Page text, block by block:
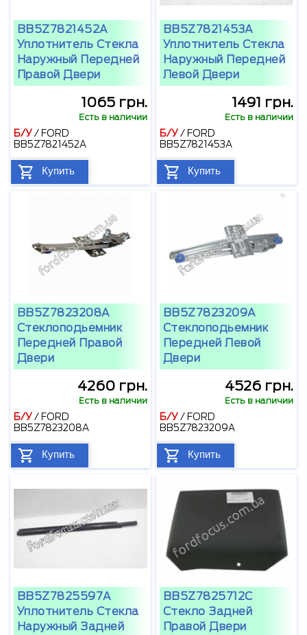
BB5Z7821452A
Уплотнитель Стекла
Наружный Передней
Правой Двери
1065 грн.
Есть в наличии
Б/У/ FORD
BB5Z7821452A
Купить
BB5Z7821453A
Уплотнитель Стекла
Наружный Передней
Левой Двери
1491 грн.
Есть в наличии
Б/У/ FORD
BB5Z7821453A
Купить
BB5Z7823208A
Стеклоподьемник
Передней Правой
Двери
4260 грн.
Есть в наличии
Б/У/ FORD
BB5Z7823208A
Купить
BB5Z7823209A
Стеклоподьемник
Передней Левой
Двери
4526 грн.
Есть в наличии
Б/У/ FORD
BB5Z7823209A
Купить
BB5Z7825597A
Уплотнитель Стекла
Наружный Задней
BB5Z7825712C
Стекло Задней
Правой Двери